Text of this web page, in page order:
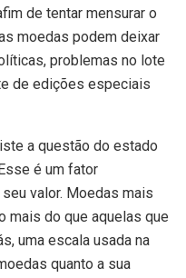
de tentar mensurar o
moedas podem deixar
problemas no lote
de edições especiais
a questão do estado
é um fator
valor. Moedas mais
mais do que aquelas que
uma escala usada na
quanto a sua